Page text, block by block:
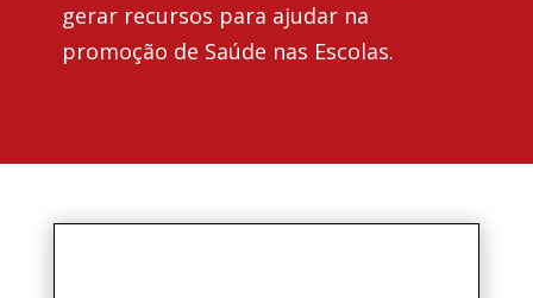
gerar recursos para ajudar na
promoção de Saúde nas Escolas.